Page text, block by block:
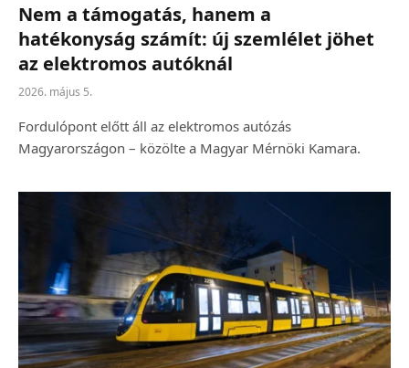
Nem a támogatás, hanem a
hatékonyság számít: új szemlélet jöhet
az elektromos autóknál
2026. május 5.
Fordulópont előtt áll az elektromos autózás
Magyarországon – közölte a Magyar Mérnöki Kamara.